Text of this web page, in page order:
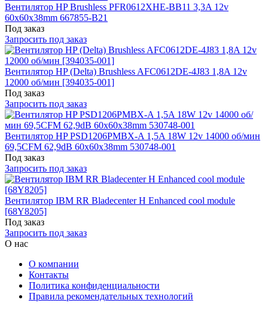
Вентилятор HP Brushless PFR0612XHE-BB11 3,3A 12v
60x60x38mm 667855-B21
Под заказ
Запросить под заказ
Вентилятор HP (Delta) Brushless AFC0612DE-4J83 1,8A 12v
12000 об/мин [394035-001]
Под заказ
Запросить под заказ
Вентилятор HP PSD1206PMBX-A 1,5A 18W 12v 14000 об/мин
69,5CFM 62,9dB 60x60x38mm 530748-001
Под заказ
Запросить под заказ
Вентилятор IBM RR Bladecenter H Enhanced cool module
[68Y8205]
Под заказ
Запросить под заказ
О нас
О компании
Контакты
Политика конфиденциальности
Правила рекомендательных технологий